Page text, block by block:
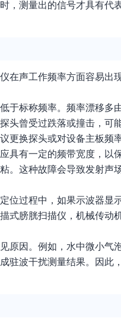
，测量出的信号才具有
在声工作频率方面容易
于标称频率。频率漂移
头曾受过跌落或撞击，
更换探头或对设备主板频
具有一定的频带宽度，
。这种故障会导致发射
位过程中，如果示波器
式膀胱扫描仪，机械传
原因。例如，水中微小
驻波干扰测量结果。因